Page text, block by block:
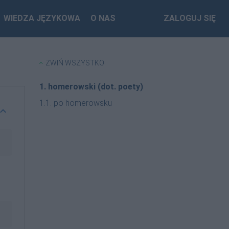
WIEDZA JĘZYKOWA O NAS ZALOGUJ SIĘ
ZWIŃ WSZYSTKO
1. homerowski (dot. poety)
1.1. po homerowsku